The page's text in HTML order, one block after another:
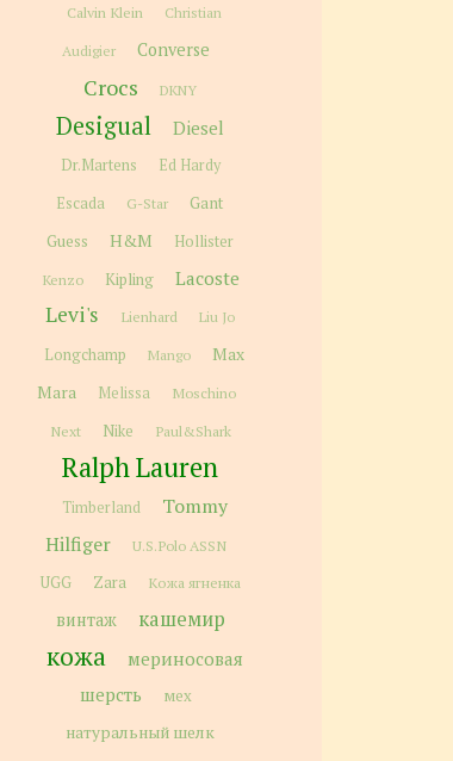
Calvin Klein Christian
Audigier Converse
Crocs DKNY
Desigual Diesel
Dr.Martens
Ed Hardy
Escada
G-Star
Gant
Guess
H&M Hollister
Kenzo Kipling Lacoste
Levi's Lienhard Liu Jo
Longchamp Mango
Max
Mara
Melissa Moschino
Next Nike Paul&Shark
Ralph Lauren
Timberland
Tommy
Hilfiger
U.S.Polo ASSN
UGG Zara Кожа ягненка
винтаж кашемир
кожа
мериносовая
шерсть
мех
натуральный шелк